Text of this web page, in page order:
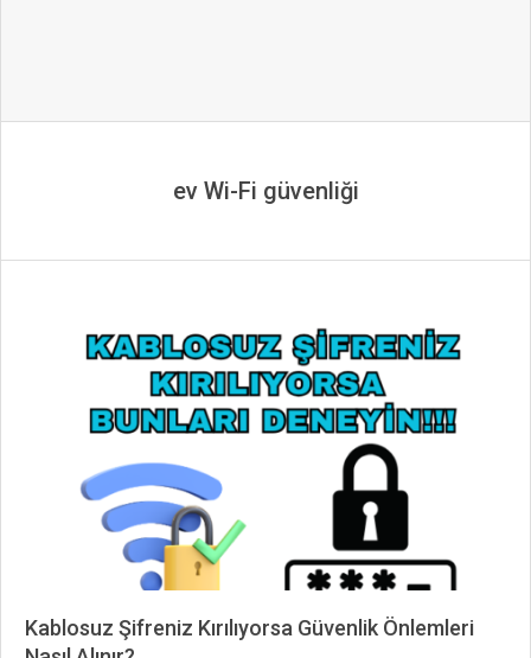
ev Wi-Fi güvenliği
Kablosuz Şifreniz Kırılıyorsa Güvenlik Önlemleri